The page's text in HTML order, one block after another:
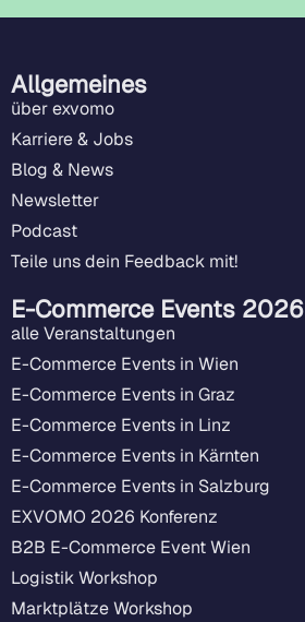
Allgemeines
über exvomo
Karriere & Jobs
Blog & News
Newsletter
Podcast
Teile uns dein Feedback mit!
E-Commerce Events 2026
alle Veranstaltungen
E-Commerce Events in Wien
E-Commerce Events in Graz
E-Commerce Events in Linz
E-Commerce Events in Kärnten
E-Commerce Events in Salzburg
EXVOMO 2026 Konferenz
B2B E-Commerce Event Wien
Logistik Workshop
Marktplätze Workshop